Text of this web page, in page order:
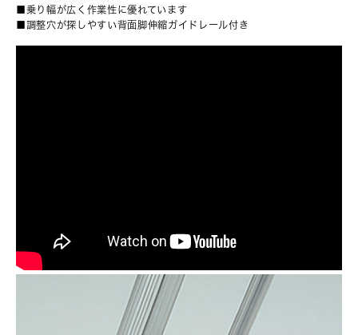
■乗り幅が広く作業性に優れています
■調整穴が探しやすい背面脚伸縮ガイドレール付き